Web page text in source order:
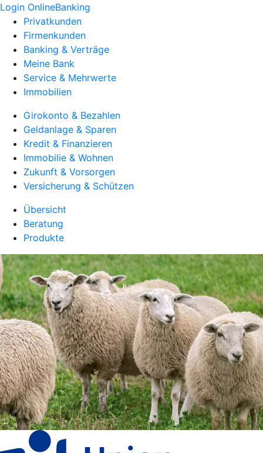
Login OnlineBanking
Privatkunden
Firmenkunden
Banking & Verträge
Meine Bank
Service & Mehrwerte
Immobilien
Girokonto & Bezahlen
Geldanlage & Sparen
Kredit & Finanzieren
Immobilie & Wohnen
Zukunft & Vorsorgen
Versicherung & Schützen
Übersicht
Beratung
Produkte